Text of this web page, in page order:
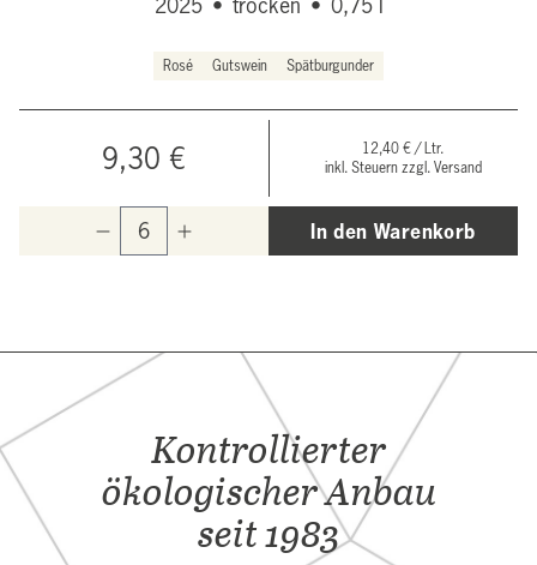
2025 • trocken • 0,75 l
Rosé Gutswein Spätburgunder
9,30 €
12,40 € / Ltr.
inkl. Steuern zzgl. Versand
In den Warenkorb
Kontrollierter
ökologischer Anbau
seit 1983